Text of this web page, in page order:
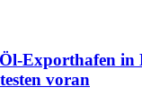
Exporthafen in
voran